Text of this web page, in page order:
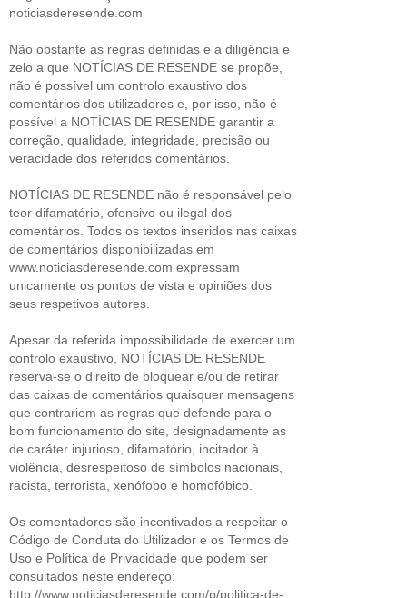
noticiasderesende.com
Não obstante as regras definidas e a diligência e
zelo a que NOTÍCIAS DE RESENDE se propõe,
não é possível um controlo exaustivo dos
comentários dos utilizadores e, por isso, não é
possível a NOTÍCIAS DE RESENDE garantir a
correção, qualidade, integridade, precisão ou
veracidade dos referidos comentários.
NOTÍCIAS DE RESENDE não é responsável pelo
teor difamatório, ofensivo ou ilegal dos
comentários. Todos os textos inseridos nas caixas
de comentários disponibilizadas em
www.noticiasderesende.com expressam
unicamente os pontos de vista e opiniões dos
seus respetivos autores.
Apesar da referida impossibilidade de exercer um
controlo exaustivo, NOTÍCIAS DE RESENDE
reserva-se o direito de bloquear e/ou de retirar
das caixas de comentários quaisquer mensagens
que contrariem as regras que defende para o
bom funcionamento do site, designadamente as
de caráter injurioso, difamatório, incitador à
violência, desrespeitoso de símbolos nacionais,
racista, terrorista, xenófobo e homofóbico.
Os comentadores são incentivados a respeitar o
Código de Conduta do Utilizador e os Termos de
Uso e Política de Privacidade que podem ser
consultados neste endereço:
http://www.noticiasderesende.com/p/politica-de-